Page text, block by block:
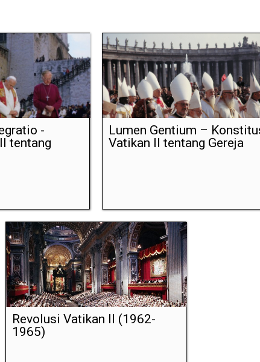
-
tentang
Lumen Gentium –
Vatikan II tentang Gereja
Revolusi Vatikan II (1962-
1965)